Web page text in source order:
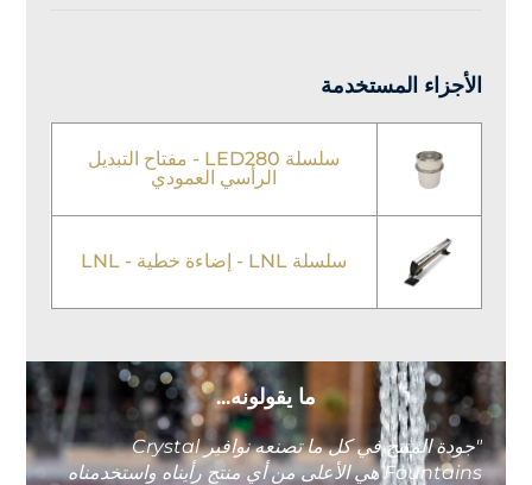
الأجزاء المستخدمة
سلسلة LED280 - مفتاح التبديل
الرأسي العمودي
سلسلة LNL - إضاءة خطية - LNL
ما يقولونه...
"جودة المنتج في كل ما تصنعه نوافير Crystal
Fountains هي الأعلى من أي منتج رأيناه واستخدمناه